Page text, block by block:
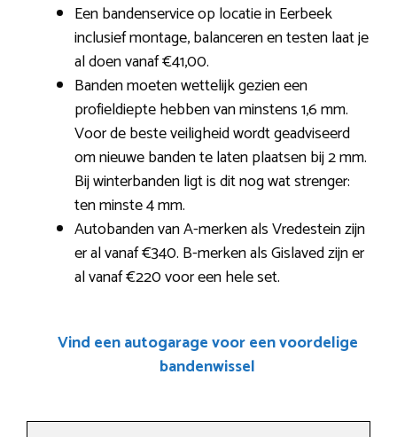
Een bandenservice op locatie in Eerbeek
inclusief montage, balanceren en testen laat je
al doen vanaf €41,00.
Banden moeten wettelijk gezien een
profieldiepte hebben van minstens 1,6 mm.
Voor de beste veiligheid wordt geadviseerd
om nieuwe banden te laten plaatsen bij 2 mm.
Bij winterbanden ligt is dit nog wat strenger:
ten minste 4 mm.
Autobanden van A-merken als Vredestein zijn
er al vanaf €340. B-merken als Gislaved zijn er
al vanaf €220 voor een hele set.
Vind een autogarage voor een voordelige
bandenwissel